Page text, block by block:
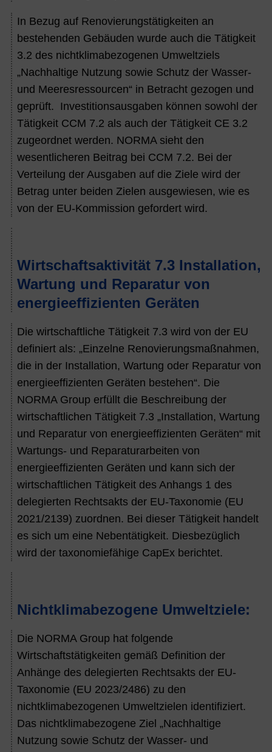
In Bezug auf Renovierungstätigkeiten an
bestehenden Gebäuden wurde auch die Tätigkeit
3.2 des nichtklimabezogenen Umweltziels
„Nachhaltige Nutzung sowie Schutz der Wasser-
und Meeresressourcen“ in Betracht gezogen und
geprüft. Investitionsausgaben können sowohl der
Tätigkeit CCM 7.2 als auch der Tätigkeit CE 3.2
zugeordnet werden. NORMA sieht den
wesentlicheren Beitrag bei CCM 7.2. Bei der
Verteilung der Ausgaben auf die Ziele wird der
Betrag unter beiden Zielen ausgewiesen, wie es
von der EU-Kommission gefordert wird.
Wirtschaftsaktivität 7.3 Installation,
Wartung und Reparatur von
energieeffizienten Geräten
Die wirtschaftliche Tätigkeit 7.3 wird von der EU
definiert als: „Einzelne Renovierungsmaßnahmen,
die in der Installation, Wartung oder Reparatur von
energieeffizienten Geräten bestehen“. Die
NORMA Group erfüllt die Beschreibung der
wirtschaftlichen Tätigkeit 7.3 „Installation, Wartung
und Reparatur von energieeffizienten Geräten“ mit
Wartungs- und Reparaturarbeiten von
energieeffizienten Geräten und kann sich der
wirtschaftlichen Tätigkeit des Anhangs 1 des
delegierten Rechtsakts der EU-Taxonomie (EU
2021/2139) zuordnen. Bei dieser Tätigkeit handelt
es sich um eine Nebentätigkeit. Diesbezüglich
wird der taxonomiefähige CapEx berichtet.
Nichtklimabezogene Umweltziele:
Die NORMA Group hat folgende
Wirtschaftstätigkeiten gemäß Definition der
Anhänge des delegierten Rechtsakts der EU-
Taxonomie (EU 2023/2486) zu den
nichtklimabezogenen Umweltzielen identifiziert.
Das nichtklimabezogene Ziel „Nachhaltige
Nutzung sowie Schutz der Wasser- und